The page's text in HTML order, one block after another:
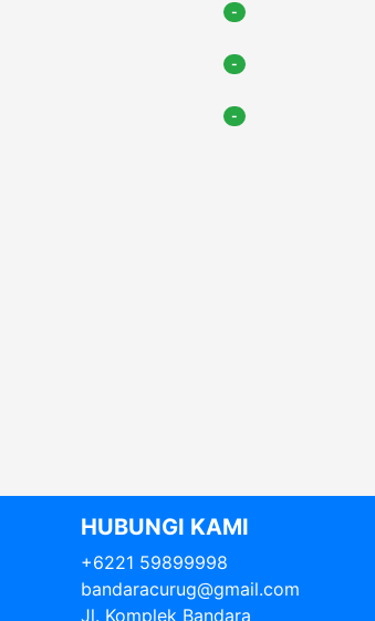
-
-
-
HUBUNGI KAMI
+6221 59899998
bandaracurug@gmail.com
Jl. Komplek Bandara